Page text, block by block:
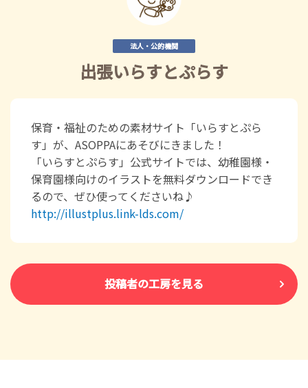
法人・公的機関
出張いらすとぷらす
保育・福祉のための素材サイト「いらすとぷら
す」が、ASOPPAにあそびにきました！
「いらすとぷらす」公式サイトでは、幼稚園様・
保育園様向けのイラストを無料ダウンロードでき
るので、ぜひ使ってくださいね♪
http://illustplus.link-lds.com/
投稿者の工房を見る